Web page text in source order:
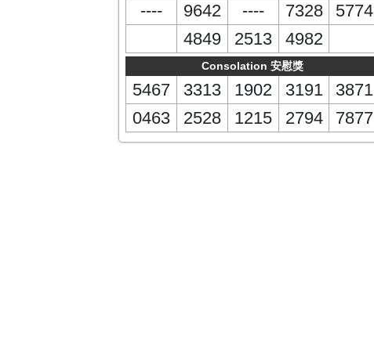
----
9642 ---- 7328
5774
4849
2513 4982
Consolation 安慰獎
5467 3313 1902 3191
3871
0463
2528 1215 2794 7877